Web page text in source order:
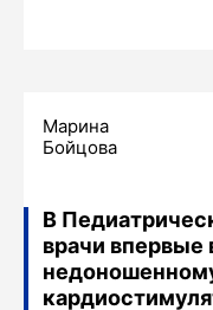
Марина
Бойцова
В
врачи впервые